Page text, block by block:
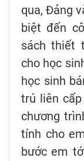
qua, Đảng
biệt đến
sách thiết
cho học
học sinh
trú liên
chương
tính cho
bước em